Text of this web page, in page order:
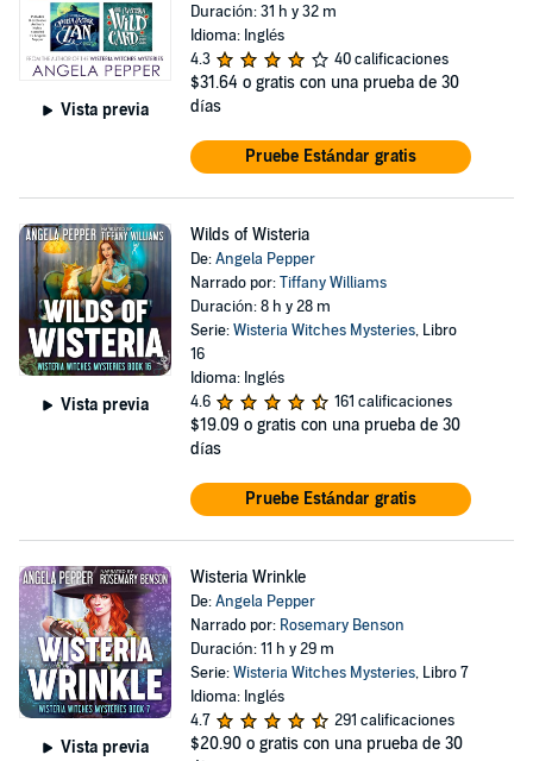
Vista previa
Duración: 31 h y 32 m
Idioma: Inglés
4.3
40 calificaciones
$31.64 o gratis con una prueba de 30
días
Pruebe Estándar gratis
Vista previa
Wilds of Wisteria
De:Angela Pepper
Narrado por:Tiffany Williams
Duración: 8 h y 28 m
Serie:Wisteria Witches Mysteries, Libro
16
Idioma: Inglés
4.6
161 calificaciones
$19.09 o gratis con una prueba de 30
días
Pruebe Estándar gratis
Vista previa
Wisteria Wrinkle
De:Angela Pepper
Narrado por: Rosemary Benson
Duración: 11 h y 29 m
Serie:Wisteria Witches Mysteries, Libro 7
Idioma: Inglés
4.7
291 calificaciones
$20.90 o gratis con una prueba de 30